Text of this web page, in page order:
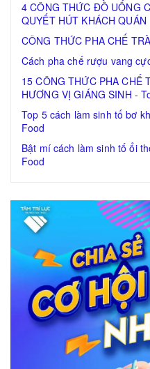
4 CÔNG THỨC ĐỒ UỐNG
QUYẾT HÚT KHÁCH QUÁN
CÔNG THỨC PHA CHẾ
Cách pha chế rượu vang
15 CÔNG THỨC PHA CHẾ
HƯƠNG VỊ GIÁNG SINH -
Top 5 cách làm sinh tố bơ
Food
Bật mí cách làm sinh tố ổi
Food